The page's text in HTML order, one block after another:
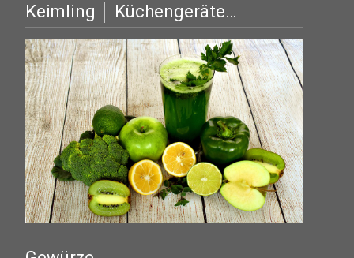
Keimling │ Küchengeräte…